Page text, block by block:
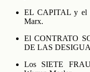
EL CAPITAL y el
Marx.
El CONTRATO
DE LAS
Los SIETE